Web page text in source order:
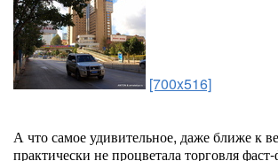
[700x516]
А что самое удивительное, даже ближе к
практически не процветала торговля